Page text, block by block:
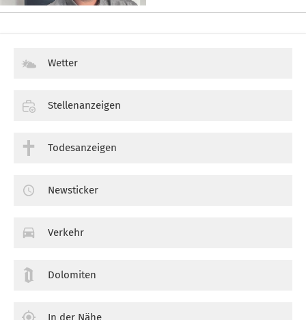
Wetter
Stellenanzeigen
Todesanzeigen
Newsticker
Verkehr
Dolomiten
In der Nähe